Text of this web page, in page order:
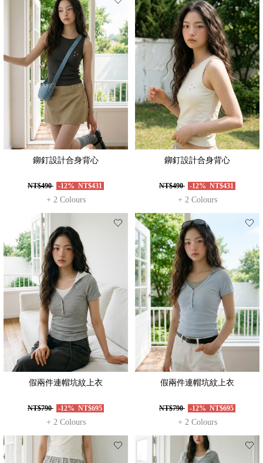
鉚釘設計合身背心
NT$490 -12% NT$431
+ 2 Colours
鉚釘設計合身背心
NT$490 -12% NT$431
+ 2 Colours
假兩件連帽坑紋上衣
NT$790 -12% NT$695
+ 2 Colours
假兩件連帽坑紋上衣
NT$790 -12% NT$695
+ 2 Colours